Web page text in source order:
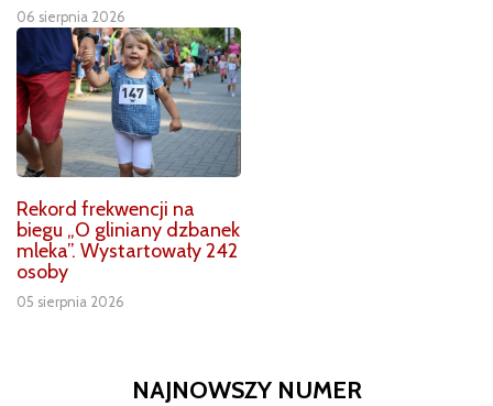
06 sierpnia 2026
Rekord frekwencji na
biegu „O gliniany dzbanek
mleka”. Wystartowały 242
osoby
05 sierpnia 2026
NAJNOWSZY NUMER